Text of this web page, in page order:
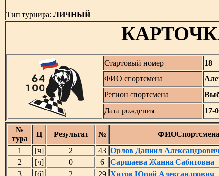
Тип турнира: ЛИЧНЫЙ
Стартовый номер
18
ФИО спортсмена
Регион спортсмена
Дата рождения
17-
№
тура
Ц Результат №
ФИОСпортсмена
1
[ч] 2 43 Орлов Даниил Александрович
2
[ч] 0 6
Саршаева Жанна Сабитовна
3
[б] 2 29 Хитов Юрий Александрович